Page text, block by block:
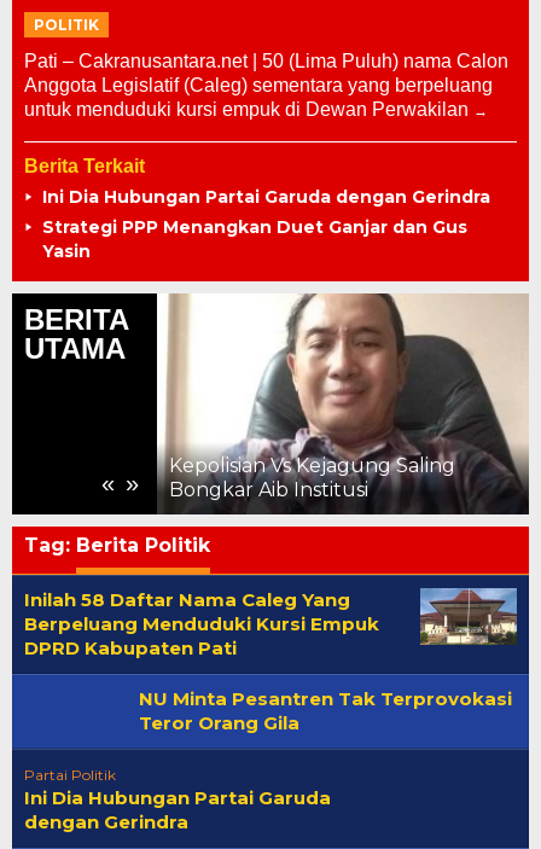
POLITIK
Pati – Cakranusantara.net | 50 (Lima Puluh) nama Calon
Anggota Legislatif (Caleg) sementara yang berpeluang
untuk menduduki kursi empuk di Dewan Perwakilan
Berita Terkait
Ini Dia Hubungan Partai Garuda dengan Gerindra
Strategi PPP Menangkan Duet Ganjar dan Gus
Yasin
BERITA
UTAMA
« »
Kepolisian Vs Kejagung Saling
Bongkar Aib Institusi
Tag: Berita Politik
Inilah 58 Daftar Nama Caleg Yang
Berpeluang Menduduki Kursi Empuk
DPRD Kabupaten Pati
NU Minta Pesantren Tak Terprovokasi
Teror Orang Gila
Partai Politik
Ini Dia Hubungan Partai Garuda
dengan Gerindra